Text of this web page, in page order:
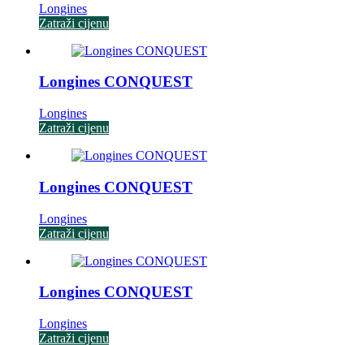
Longines
Zatraži cijenu
Longines CONQUEST
Longines
Zatraži cijenu
Longines CONQUEST
Longines
Zatraži cijenu
Longines CONQUEST
Longines
Zatraži cijenu